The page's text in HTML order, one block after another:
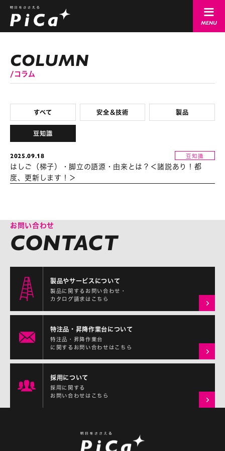
コラム
すべて 安全＆技術 製品
豆知識
2025.09.18 豆知識
はしご（梯子）・脚立の語源・由来とは？＜諸説あり！都
度、更新します！＞
お問い合わせ
製品やサービスについて
製品に関するお問い合わせ・
カタログ請求はこちら
特注品・昇降作業台について
特注品・昇降作業台
に関するお問い合わせはこちら
採用について
採用に関する
お問い合わせはこちら